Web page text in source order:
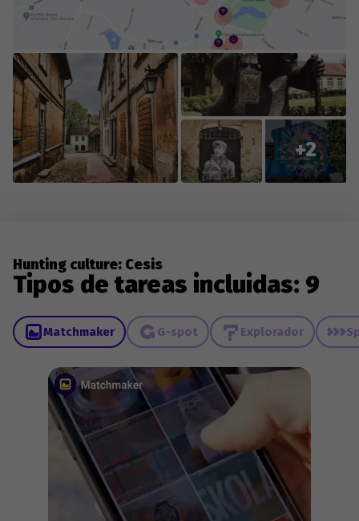
+2
Hunting culture: Cesis
Tipos de tareas incluidas: 9
Matchmaker G-spot Explorador